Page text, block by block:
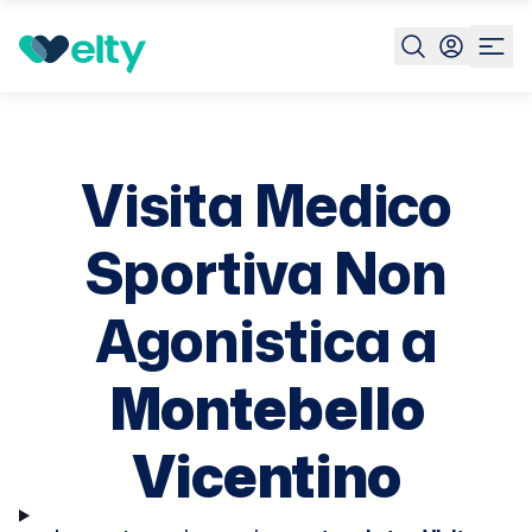
Prenota visita Visita Medico Sportiva Non Agonistica
Visita Medico
Sportiva Non
Agonistica a
Montebello
Vicentino